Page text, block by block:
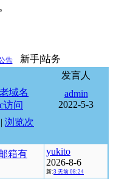
。
告
新手|站务
发言人
域名
访问
admin
2022-5-3
| 浏览次
箱有
yukito
2026-8-6
新:3 天前 08:24